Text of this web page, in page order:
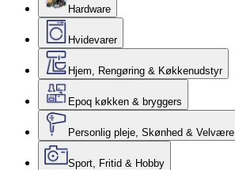
Hardware
Hvidevarer
Hjem, Rengøring & Køkkenudstyr
Epoq køkken & bryggers
Personlig pleje, Skønhed & Velvære
Sport, Fritid & Hobby